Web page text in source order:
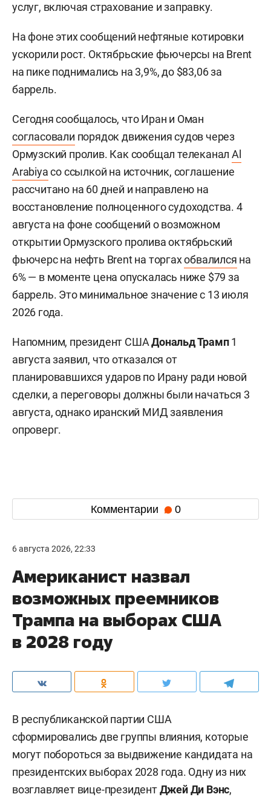
услуг, включая страхование и заправку.
На фоне этих сообщений нефтяные котировки
ускорили рост. Октябрьские фьючерсы на Brent
на пике поднимались на 3,9%, до $83,06 за
баррель.
Сегодня сообщалось, что Иран и Оман
согласовали порядок движения судов через
Ормузский пролив. Как сообщал телеканал Al
Arabiyaсо ссылкой на источник, соглашение
рассчитано на 60 дней и направлено на
восстановление полноценного судоходства. 4
августа на фоне сообщений о возможном
открытии Ормузского пролива октябрьский
фьючерс на нефть Brent на торгахобвалился на
6% — в моменте цена опускалась ниже $79 за
баррель. Это минимальное значение с 13 июля
2026 года.
Напомним, президент СШАДональд Трамп1
августа заявил, что отказался от
планировавшихся ударов по Ирану ради новой
сделки, а переговоры должны были начаться 3
августа, однако иранский МИД заявления
опроверг.
Комментарии 0
6 августа 2026, 22:33
Американист назвал
возможных преемников
Трампа на выборах США
в 2028 году
В республиканской партии США
сформировались две группы влияния, которые
могут побороться за выдвижение кандидата на
президентских выборах 2028 года. Одну из них
возглавляет вице-президентДжей Ди Вэнс,